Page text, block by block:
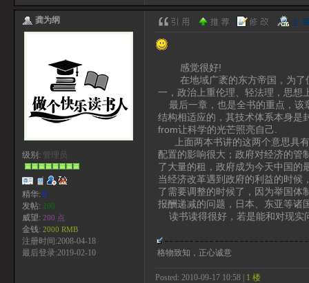
龚为纲
级别: 管理员
精华: 0
发帖: 200
威望: 200 点
金钱: 2000 RMB
注册时间:2008-04-18
最后登录:2019-02-10
感觉很好!
在地域广袤的东方帝国，为了使
一，政治上重伦理、轻法理，思
最后一章，也是全书的重点，该
结构相适应的，其技术体系本身是
from让科学的光芒照亮自己.
上面两本书讲的这两个意思具有
配置的影响很大；政府对经济的管
了大量的租，政府成为今天中国的
当经济改革遇到政府的利益的时候
了需要调整的时候了，因为举国体
报酬递减的问题，日本、东亚等诸
读书读得很好，若是能和对现实
格物致知，正心诚意
Posted: 2010-09-17 10:58 | 1 楼